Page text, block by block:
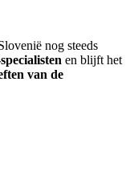
nog steeds
en blijft het
van de